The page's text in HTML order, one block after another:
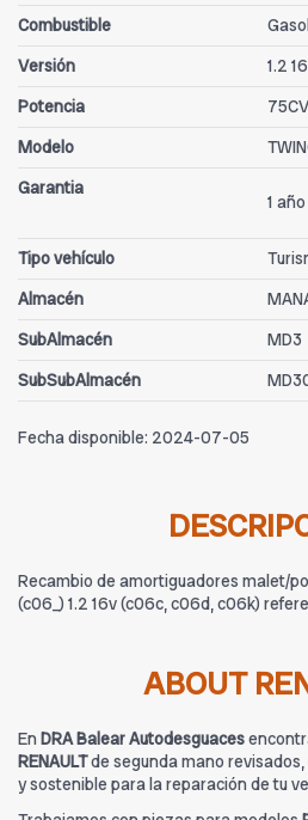
Combustible
Versión
1.2
Potencia
Modelo
Garantia
1 año
Tipo vehículo
Almacén
SubAlmacén
MD3
SubSubAlmacén
Fecha disponible: 2024-07-05
Recambio de amortiguadores malet/
(c06_) 1.2 16v (c06c, c06d, c06k)
ABOUT
En DRA Balear Autodesguaces
RENAULTde segunda mano
y sostenible para la reparación de tu